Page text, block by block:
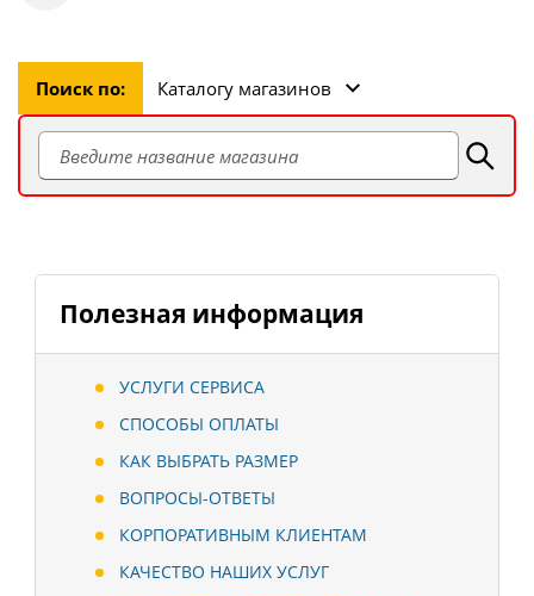
Поиск по: Каталогу магазинов
Полезная информация
УСЛУГИ СЕРВИСА
СПОСОБЫ ОПЛАТЫ
КАК ВЫБРАТЬ РАЗМЕР
ВОПРОСЫ-ОТВЕТЫ
КОРПОРАТИВНЫМ КЛИЕНТАМ
КАЧЕСТВО НАШИХ УСЛУГ